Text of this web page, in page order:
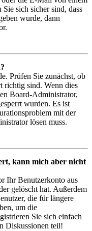
sich sicher sind, dass
wurde, dann
Prüfen Sie zunächst, ob
richtig sind. Wenn dies
Board-Administrator,
wurden. Es ist
mit der
lösen muss.
kann mich aber nicht
Ihr Benutzerkonto aus
gelöscht hat. Außerdem
die für längere
um die
Sie sich einfach
Diskussionen teil!